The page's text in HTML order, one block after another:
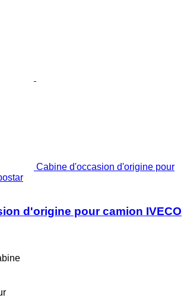
Cabine d'occasion d'origine pour
d'origine pour camion IVECO